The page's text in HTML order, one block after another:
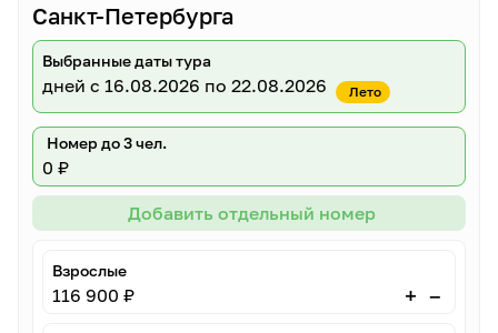
Санкт-Петербурга
Выбранные даты тура
дней с 16.08.2026 по 22.08.2026 Лето
Номер до 3 чел.
0 ₽
Добавить отдельный номер
Взрослые
116 900 ₽ + –